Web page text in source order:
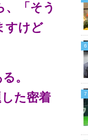
「そう
すけど
。
た密着